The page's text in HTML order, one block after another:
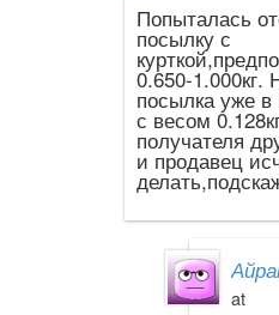
Попыталась
посылку с
0.650-1.000кг.
посылка уже
с весом
получателя
и продавец
at